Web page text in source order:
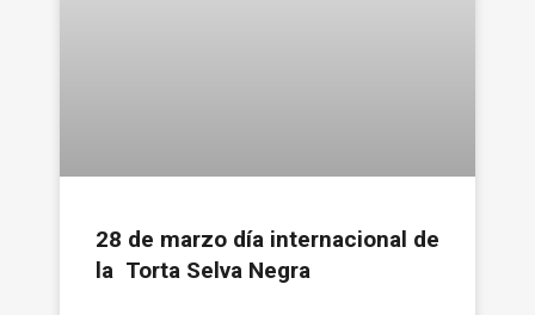
28 de marzo día internacional de
la Torta Selva Negra